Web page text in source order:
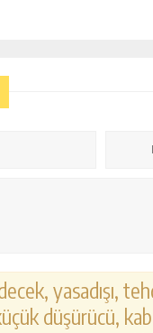
yasadışı,
düşürücü,